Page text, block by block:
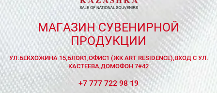
МАГАЗИН СУВЕНИРНОЙ
ПРОДУКЦИИ
УЛ.БЕКХОЖИНА 15,БЛОК1,ОФИС1 (ЖК ART RESIDENCE),ВХОД С УЛ.
КАСТЕЕВА,ДОМОФОН 7#42
+7 777 722 98 19